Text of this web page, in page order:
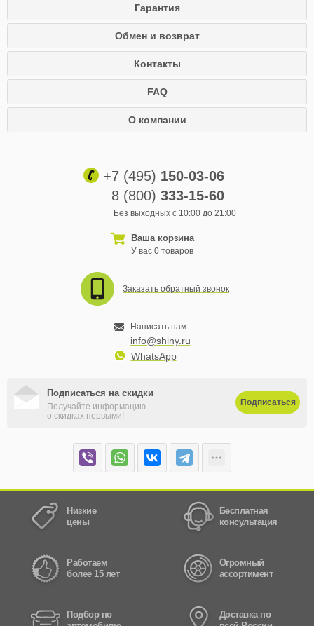
Гарантия
Обмен и возврат
Контакты
FAQ
О компании
+7 (495) 150-03-06
8 (800) 333-15-60
Без выходных с 10:00 до 21:00
Ваша корзина
У вас 0 товаров
Заказать обратный звонок
Написать нам:
info@shiny.ru
WhatsApp
Подписаться на скидки
Получайте информацию
о скидках первыми!
Подписаться
Низкие
цены
Бесплатная
консультация
Работаем
более 15 лет
Огромный
ассортимент
Подбор по
Доставка по